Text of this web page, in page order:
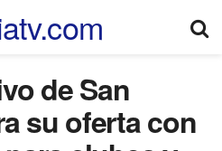
de San
su oferta con